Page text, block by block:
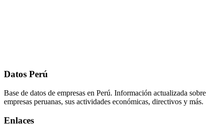
Datos Perú
Base de datos de empresas en Perú. Información actualizada sobre
empresas peruanas, sus actividades económicas, directivos y más.
Enlaces